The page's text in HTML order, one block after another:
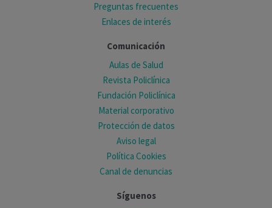
Preguntas frecuentes
Enlaces de interés
Comunicación
Aulas de Salud
Revista Policlínica
Fundación Policlínica
Material corporativo
Protección de datos
Aviso legal
Política Cookies
Canal de denuncias
Síguenos